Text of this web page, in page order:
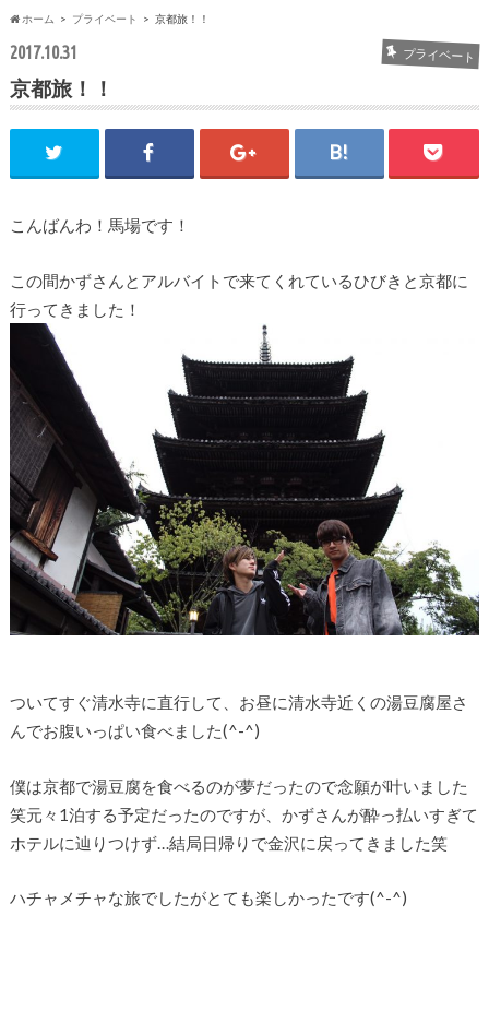
ホーム プライベート 京都旅！！
2017.10.31 プライベート
京都旅！！
こんばんわ！馬場です！
この間かずさんとアルバイトで来てくれているひびきと京都に
行ってきました！
ついてすぐ清水寺に直行して、お昼に清水寺近くの湯豆腐屋さ
んでお腹いっぱい食べました(^-^)
僕は京都で湯豆腐を食べるのが夢だったので念願が叶いました
笑元々1泊する予定だったのですが、かずさんが酔っ払いすぎて
ホテルに辿りつけず…結局日帰りで金沢に戻ってきました笑
ハチャメチャな旅でしたがとても楽しかったです(^-^)